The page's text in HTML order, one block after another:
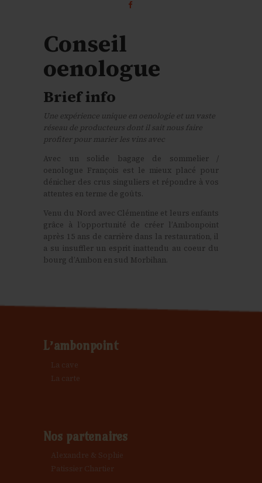
Conseil
oenologue
Brief info
Une expérience unique en oenologie et un vaste
réseau de producteurs dont il sait nous faire
profiter pour marier les vins avec
Avec un solide bagage de sommelier /
oenologue François est le mieux placé pour
dénicher des crus singuliers et répondre à vos
attentes en terme de goûts.
Venu du Nord avec Clémentine et leurs enfants
grâce à l’opportunité de créer l’Ambonpoint
après 15 ans de carrière dans la restauration, il
a su insuffler un esprit inattendu au coeur du
bourg d’Ambon en sud Morbihan.
L’ambonpoint
La cave
La carte
Nos partenaires
Alexandre & Sophie
Patissier Chartier